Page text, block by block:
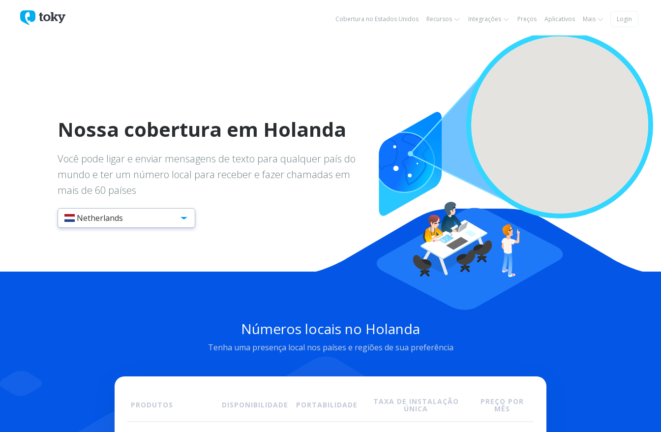
Cobertura no Estados Unidos Recursos Integrações Preços Aplicativos Mais Login
Nossa cobertura em Holanda
Você pode ligar e enviar mensagens de texto para qualquer país do
mundo e ter um número local para receber e fazer chamadas em
mais de 60 países
Netherlands
Números locais no Holanda
Tenha uma presença local nos países e regiões de sua preferência
PRODUTOS DISPONIBILIDADE PORTABILIDADE TAXA DE INSTALAÇÃO
ÚNICA
PREÇO POR
MÊS